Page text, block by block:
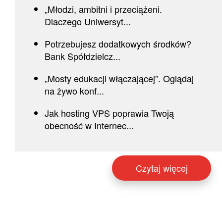
„Młodzi, ambitni i przeciążeni.
Dlaczego Uniwersyt...
Potrzebujesz dodatkowych środków?
Bank Spółdzielcz...
„Mosty edukacji włączającej”. Oglądaj
na żywo konf...
Jak hosting VPS poprawia Twoją
obecność w Internec...
Czytaj więcej